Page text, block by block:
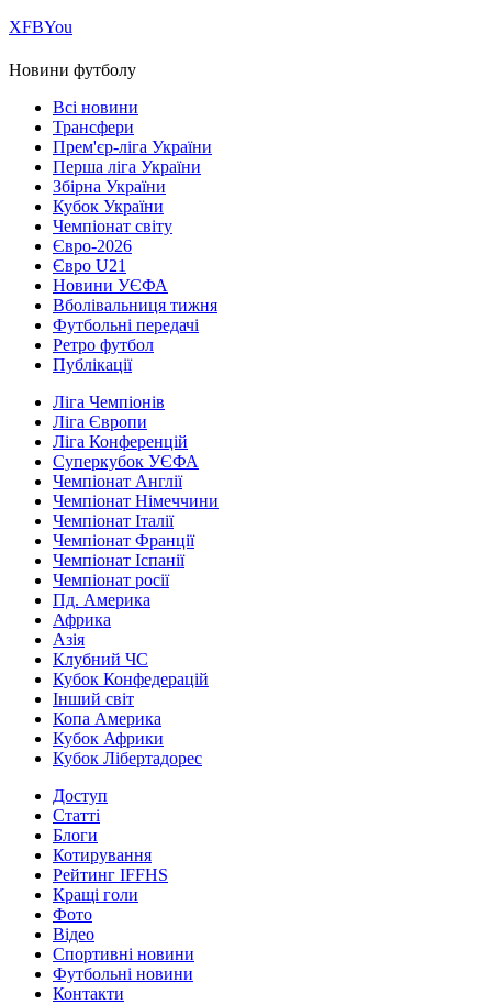
ХFBYou
Новини футболу
Всі новини
Трансфери
Прем'єр-ліга України
Перша ліга України
Збірна України
Кубок України
Чемпіонат світу
Євро-2026
Євро U21
Новини УЄФА
Вболівальниця тижня
Футбольні передачі
Ретро футбол
Публікації
Ліга Чемпіонів
Ліга Європи
Ліга Конференцій
Суперкубок УЄФА
Чемпіонат Англії
Чемпіонат Німеччини
Чемпіонат Італії
Чемпіонат Франції
Чемпіонат Іспанії
Чемпіонат росії
Пд. Америка
Африка
Азія
Клубний ЧС
Кубок Конфедерацій
Інший світ
Копа Америка
Кубок Африки
Кубок Лібертадорес
Доступ
Статті
Блоги
Котирування
Рейтинг IFFHS
Кращі голи
Фото
Відео
Спортивні новини
Футбольні новини
Контакти